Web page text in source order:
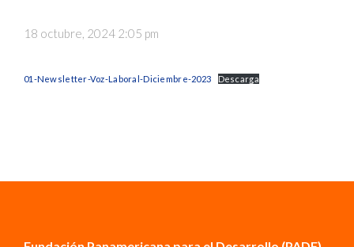
18 octubre, 2024 2:05 pm
01-Newsletter-Voz-Laboral-Diciembre-2023 Descarga